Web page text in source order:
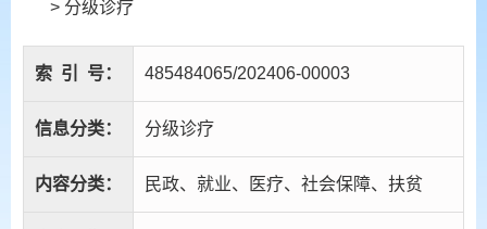
> 分级诊疗
索 引 号： 485484065/202406-00003
信息分类： 分级诊疗
内容分类： 民政、就业、医疗、社会保障、扶贫